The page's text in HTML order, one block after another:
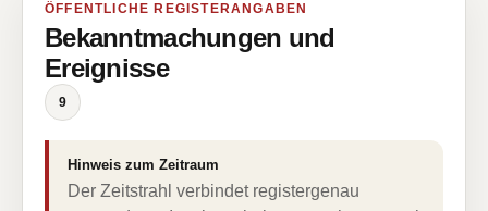
ÖFFENTLICHE REGISTERANGABEN
Bekanntmachungen und
Ereignisse
9
Hinweis zum Zeitraum
Der Zeitstrahl verbindet registergenau